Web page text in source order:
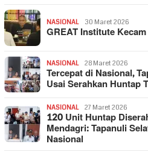
NASIONAL 30 Maret 2026
GREAT Institute
NASIONAL 28 Maret 2026
Tercepat di Nasional,
Usai Serahkan Huntap
NASIONAL 27 Maret 2026
120 Unit Huntap
Mendagri: Tapanuli
Nasional